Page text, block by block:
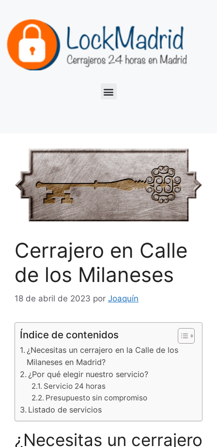
Cerrajero en Calle
de los Milaneses
18 de abril de 2023 por Joaquín
Índice de contenidos
¿Necesitas un cerrajero en la Calle de los
Milaneses en Madrid?
¿Por qué elegir nuestro servicio?
Servicio 24 horas
Presupuesto sin compromiso
Listado de servicios
¿Necesitas un cerrajero